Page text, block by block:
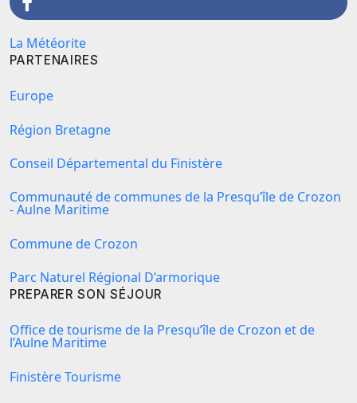
La Météorite
PARTENAIRES
Europe
Région Bretagne
Conseil Départemental du Finistère
Communauté de communes de la Presqu’île de Crozon
- Aulne Maritime
Commune de Crozon
Parc Naturel Régional D’armorique
PREPARER SON SÉJOUR
Office de tourisme de la Presqu’île de Crozon et de
l’Aulne Maritime
Finistère Tourisme